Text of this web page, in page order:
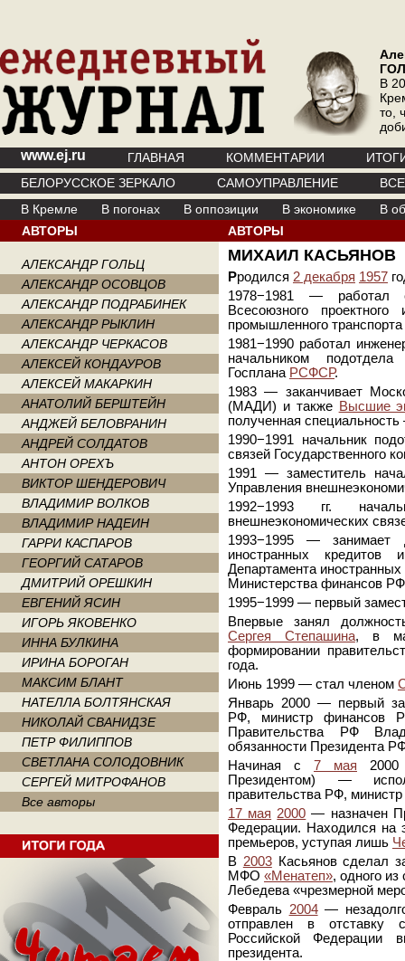
В
то,
www.ej.ru ГЛАВНАЯ КОММЕНТАРИИ
БЕЛОРУССКОЕ ЗЕРКАЛО
САМОУПРАВЛЕНИЕ
В Кремле
В погонах В оппозиции В экономике
В
АВТОРЫ
АЛЕКСАНДР ГОЛЬЦ
АЛЕКСАНДР ОСОВЦОВ
АЛЕКСАНДР ПОДРАБИНЕК
АЛЕКСАНДР РЫКЛИН
АЛЕКСАНДР ЧЕРКАСОВ
АЛЕКСЕЙ КОНДАУРОВ
АЛЕКСЕЙ МАКАРКИН
АНАТОЛИЙ БЕРШТЕЙН
АНДЖЕЙ БЕЛОВРАНИН
АНДРЕЙ СОЛДАТОВ
АНТОН ОРЕХЪ
ВИКТОР ШЕНДЕРОВИЧ
ВЛАДИМИР ВОЛКОВ
ВЛАДИМИР НАДЕИН
ГАРРИ КАСПАРОВ
ГЕОРГИЙ САТАРОВ
ДМИТРИЙ ОРЕШКИН
ЕВГЕНИЙ ЯСИН
ИГОРЬ ЯКОВЕНКО
ИННА БУЛКИНА
ИРИНА БОРОГАН
МАКСИМ БЛАНТ
НАТЕЛЛА БОЛТЯНСКАЯ
НИКОЛАЙ СВАНИДЗЕ
ПЕТР ФИЛИППОВ
СВЕТЛАНА СОЛОДОВНИК
СЕРГЕЙ МИТРОФАНОВ
Все авторы
АВТОРЫ
МИХАИЛ КАСЬЯНОВ
Рродился 2 декабря 1957
1978−1981 — работал
Всесоюзного проектного
промышленного транспорта
1981−1990 работал
начальником
Госплана РСФСР.
1983 — заканчивает
(МАДИ) и также Высшие
полученная
1990−1991 начальник
связей Государственного
1991 — заместитель
Управления
1992−1993 гг.
внешнеэкономических
1993−1995 — занимает
иностранных кредитов
Департамента
Министерства финансов
1995−1999 — первый
Впервые занял
Сергея Степашина, в
формировании
года.
Июнь 1999 — стал членом
Январь 2000 — первый
РФ, министр финансов
Правительства РФ
обязанности Президента
Начиная с 7 мая 2000
Президентом) —
правительства РФ,
17 мая 2000 — назначен
Федерации. Находился на
премьеров, уступая лишь
В 2003Касьянов сделал
МФО «Менатеп», одного
Лебедева «чрезмерной
Февраль 2004—
отправлен в отставку
Российской Федерации
президента.